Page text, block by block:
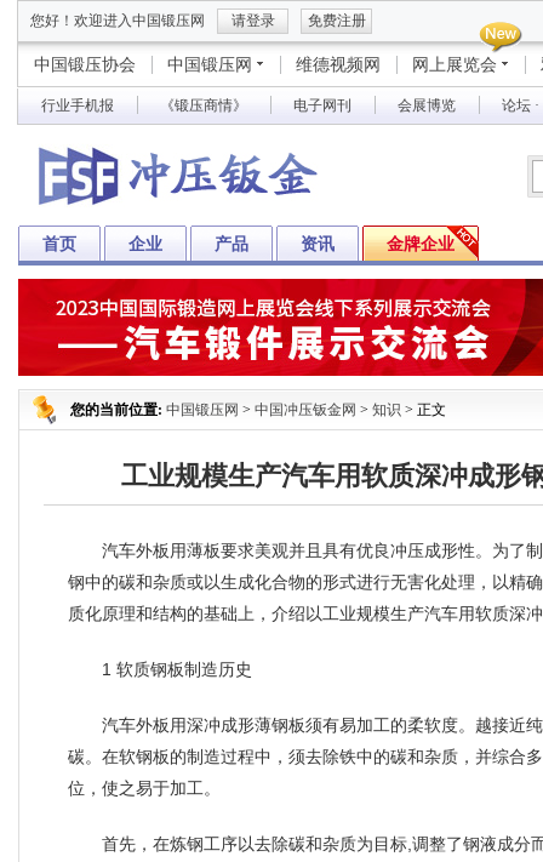
您好！欢迎进入中国锻压网 请登录 免费注册
中国锻压协会 中国锻压网 维德视频网 网上展览会
行业手机报 《锻压商情》 电子网刊 会展博览 论坛
首页 企业 产品 资讯 金牌企业
您的当前位置: 中国锻压网 > 中国冲压钣金网 > 知识 > 正文
工业规模生产汽车用软质深冲成形
汽车外板用薄板要求美观并且具有优良冲压成形性。为了
钢中的碳和杂质或以生成化合物的形式进行无害化处理，以精
质化原理和结构的基础上，介绍以工业规模生产汽车用软质深
1 软质钢板制造历史
汽车外板用深冲成形薄钢板须有易加工的柔软度。越接近
碳。在软钢板的制造过程中，须去除铁中的碳和杂质，并综合
位，使之易于加工。
首先，在炼钢工序以去除碳和杂质为目标,调整了钢液成分